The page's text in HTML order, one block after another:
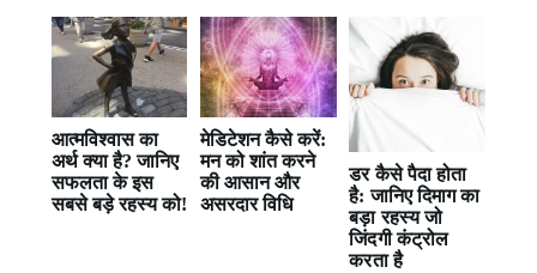
आत्मविश्वास का
अर्थ क्या है? जानिए
सफलता के इस
सबसे बड़े रहस्य को!
मेडिटेशन कैसे करें:
मन को शांत करने
की आसान और
असरदार विधि
डर कैसे पैदा होता
है: जानिए दिमाग का
बड़ा रहस्य जो
जिंदगी कंट्रोल
करता है